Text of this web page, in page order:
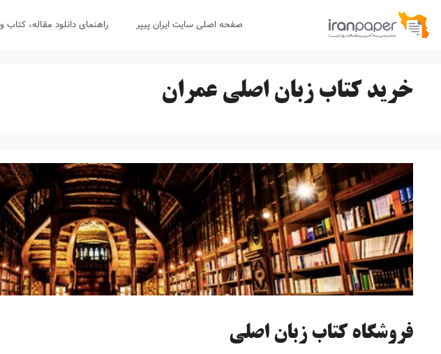
پرش
صفحه اصلی سایت ایران پیپر راهنمای دانلود مقاله، کتاب و
خرید کتاب زبان اصلی عمران
فروشگاه کتاب زبان اصلی